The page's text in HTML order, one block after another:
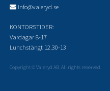
info@valeryd.se
KONTORSTIDER:
Vardagar 8-17
Lunchstängt 12.30-13
Copyright © Valeryd AB. All rights reserved.